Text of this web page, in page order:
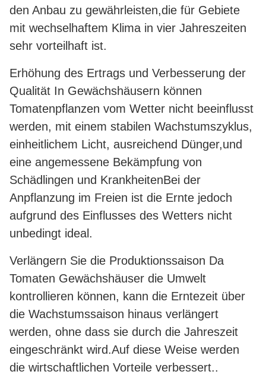
den Anbau zu gewährleisten,die für Gebiete
mit wechselhaftem Klima in vier Jahreszeiten
sehr vorteilhaft ist.
Erhöhung des Ertrags und Verbesserung der
Qualität In Gewächshäusern können
Tomatenpflanzen vom Wetter nicht beeinflusst
werden, mit einem stabilen Wachstumszyklus,
einheitlichem Licht, ausreichend Dünger,und
eine angemessene Bekämpfung von
Schädlingen und KrankheitenBei der
Anpflanzung im Freien ist die Ernte jedoch
aufgrund des Einflusses des Wetters nicht
unbedingt ideal.
Verlängern Sie die Produktionssaison Da
Tomaten Gewächshäuser die Umwelt
kontrollieren können, kann die Erntezeit über
die Wachstumssaison hinaus verlängert
werden, ohne dass sie durch die Jahreszeit
eingeschränkt wird.Auf diese Weise werden
die wirtschaftlichen Vorteile verbessert..